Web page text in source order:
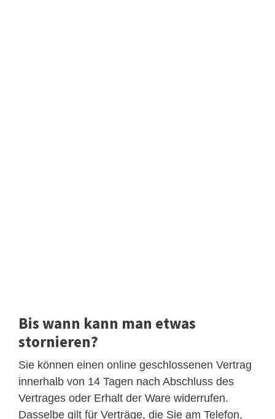
Bis wann kann man etwas
stornieren?
Sie können einen online geschlossenen Vertrag
innerhalb von 14 Tagen nach Abschluss des
Vertrages oder Erhalt der Ware widerrufen.
Dasselbe gilt für Verträge, die Sie am Telefon,